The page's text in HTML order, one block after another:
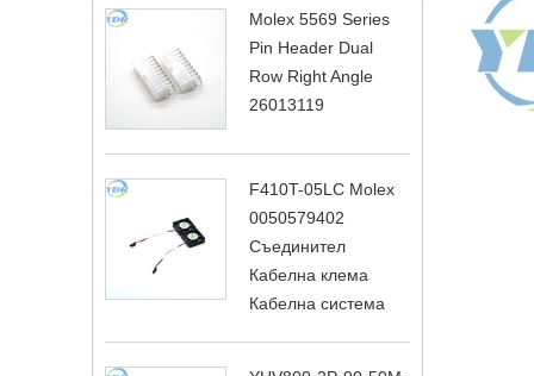
Molex 5569 Series
Pin Header Dual
Row Right Angle
26013119
F410T-05LC Molex
0050579402
Съединител
Кабелна клема
Кабелна система